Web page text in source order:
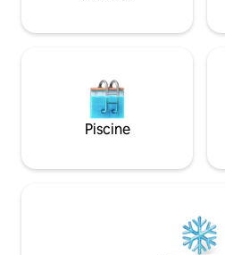
Piscine